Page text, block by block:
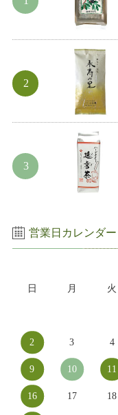
営業日カレンダー
日 月 火
2 3 4
9 10 11
16 17 18